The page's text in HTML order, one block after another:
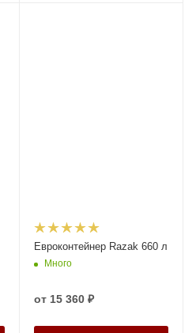
Евроконтейнер Razak 660 л
Много
от 15 360 ₽